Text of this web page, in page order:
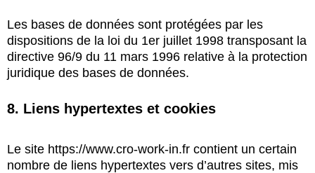
Les bases de données sont protégées par les
dispositions de la loi du 1er juillet 1998 transposant la
directive 96/9 du 11 mars 1996 relative à la protection
juridique des bases de données.
8. Liens hypertextes et cookies
Le site https://www.cro-work-in.fr contient un certain
nombre de liens hypertextes vers d’autres sites, mis